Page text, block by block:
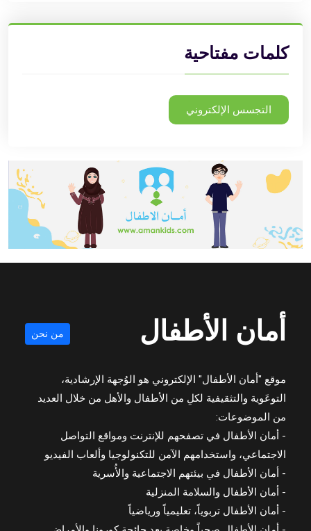
كلمات مفتاحية
التجسس الإلكتروني
أمان الأطفال من نحن
موقع "أمان الأطفال" الإلكتروني هو الوُجهة الإرشادية،
التوعَوية والتثقيفية لكلِ من الأطفال والأهل من خلال العديد
من الموضوعات:
- أمان الأطفال في تصفحهم للإنترنت ومواقع التواصل
الاجتماعي، واستخدامهم الآمن للتكنولوجيا وألعاب الفيديو
- أمان الأطفال في بيئتهم الاجتماعية والأُسرية
- أمان الأطفال والسلامة المنزلية
- أمان الأطفال تربوياً، تعليمياً ورياضياً